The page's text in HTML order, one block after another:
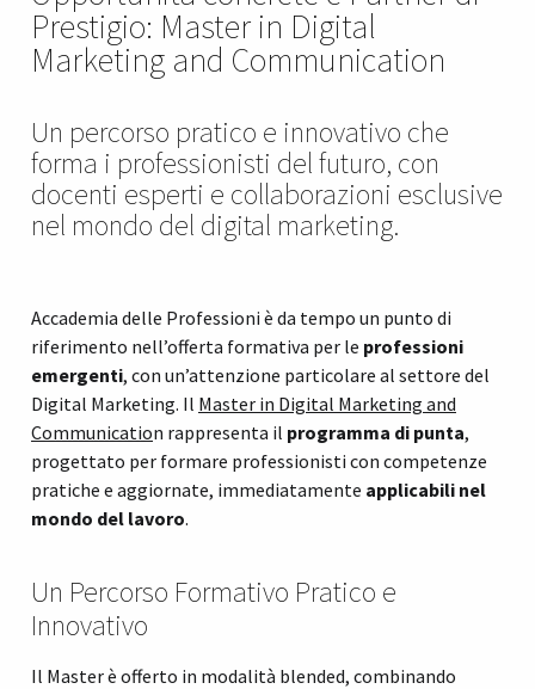
Prestigio: Master in Digital
Marketing and Communication
Un percorso pratico e innovativo che
forma i professionisti del futuro, con
docenti esperti e collaborazioni esclusive
nel mondo del digital marketing.
Accademia delle Professioni è da tempo un punto di
riferimento nell’offerta formativa per le professioni
emergenti, con un’attenzione particolare al settore del
Digital Marketing. Il Master in Digital Marketing and
Communication rappresenta il programma di punta,
progettato per formare professionisti con competenze
pratiche e aggiornate, immediatamente applicabili nel
mondo del lavoro.
Un Percorso Formativo Pratico e
Innovativo
Il Master è offerto in modalità blended, combinando